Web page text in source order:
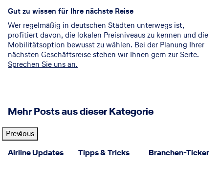
Gut zu wissen für Ihre nächste Reise
Wer regelmäßig in deutschen Städten unterwegs ist,
profitiert davon, die lokalen Preisniveaus zu kennen und die
Mobilitätsoption bewusst zu wählen. Bei der Planung Ihrer
nächsten Geschäftsreise stehen wir Ihnen gern zur Seite.
Sprechen Sie uns an.
Mehr Posts aus dieser Kategorie
Previous
Airline Updates
Tipps & Tricks Branchen-Ticker